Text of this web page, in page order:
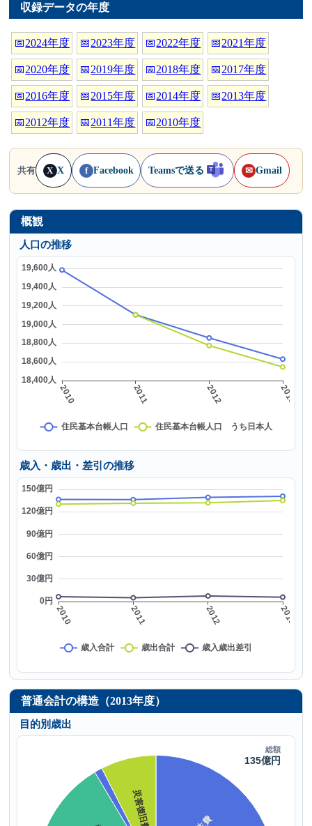
収録データの年度
📅2024年度 📅2023年度 📅2022年度 📅2021年度
📅2020年度 📅2019年度 📅2018年度 📅2017年度
📅2016年度 📅2015年度 📅2014年度 📅2013年度
📅2012年度 📅2011年度 📅2010年度
共有 X X f Facebook Teamsで送る ✉ Gmail
概観
人口の推移
歳入・歳出・差引の推移
普通会計の構造（2013年度）
目的別歳出